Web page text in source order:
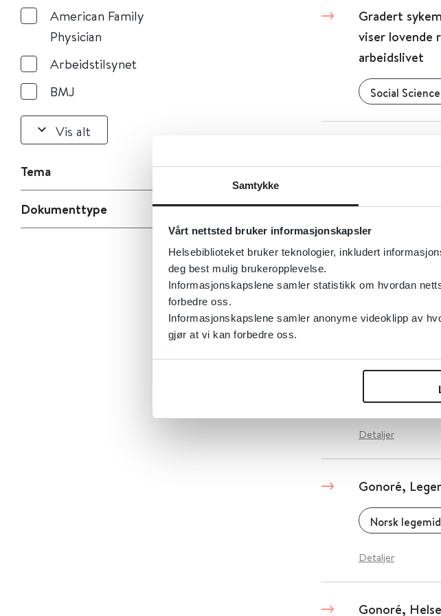
Samtykke
Vårt nettsted bruker informasjonskapsler
Helsebiblioteket bruker teknologier, inkludert
deg best mulig brukeropplevelse.
Informasjonskapslene samler statistikk om hvordan
forbedre oss.
Informasjonskapslene samler anonyme videoklipp av
gjør at vi kan forbedre oss.
American Family
Physician
Arbeidstilsynet
BMJ
Vis alt
Tema
Dokumenttype
Gradert
viser lovende
arbeidslivet
Social
GRADE
Good
European
Detaljer
Gonoré,
Norsk
Detaljer
Gonoré,